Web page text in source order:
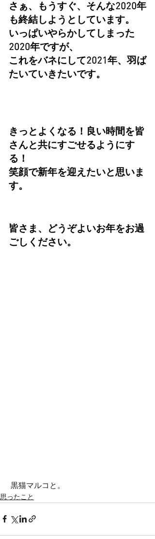
さぁ、もうすぐ、そんな2020年
も終結しようとしています。
いっぱいやらかしてしまった
2020年ですが、
これをバネにして2021年、羽ば
たいていきたいです。
きっとよくなる！良い時間を皆
さんと共にすごせるようにす
る！
笑顔で新年を迎えたいと思いま
す。
皆さま、どうぞよいお年をお過
ごしください。
黒猫マルコと。
思ったこと